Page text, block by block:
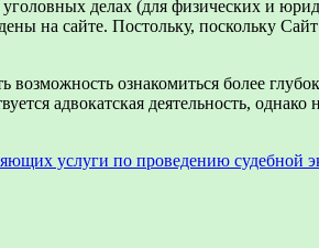
делах (для физических и
на сайте. Постольку, поскольку
ознакомиться более
адвокатская деятельность,
услуги по проведению судебной